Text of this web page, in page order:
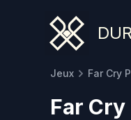
Jeux Far Cry
Far